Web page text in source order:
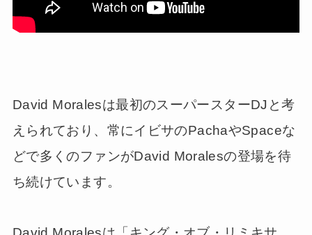
David Moralesは最初のスーパースターDJと考
えられており、常にイビサのPachaやSpaceな
どで多くのファンがDavid Moralesの登場を待
ち続けています。